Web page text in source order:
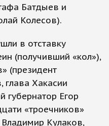
Батдыев и
Колесов).
в отставку
(получивший «кол»),
(президент
глава Хакасии
губернатор Егор
«троечников»
Кулаков,